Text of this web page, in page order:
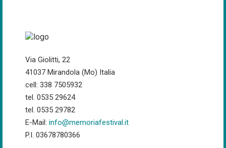
Via Giolitti, 22
41037 Mirandola (Mo) Italia
cell: 338 7505932
tel. 0535 29624
tel. 0535 29782
E-Mail: info@memoriafestival.it
P.I. 03678780366